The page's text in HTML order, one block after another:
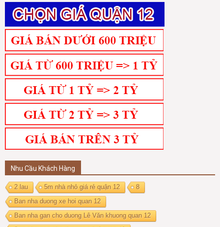
Nhu Cầu Khách Hàng
2 lau 5m nhà nhỏ giá rẻ quận 12
8
Ban nha duong xe hoi quan 12
Ban nha gan cho duong Lê Văn khuong quan 12